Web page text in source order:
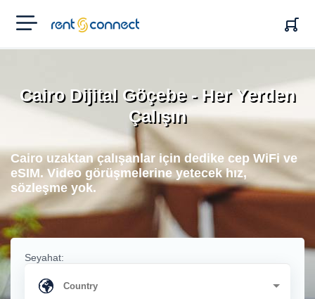
RENT'N
CONNECT
Cairo Dijital Göçebe - Her Yerden
Çalışın
Cairo uzaktan çalışanlar için dedike cep WiFi ve
eSIM. Video görüşmelerine yetecek hız,
sözleşme yok.
Seyahat: